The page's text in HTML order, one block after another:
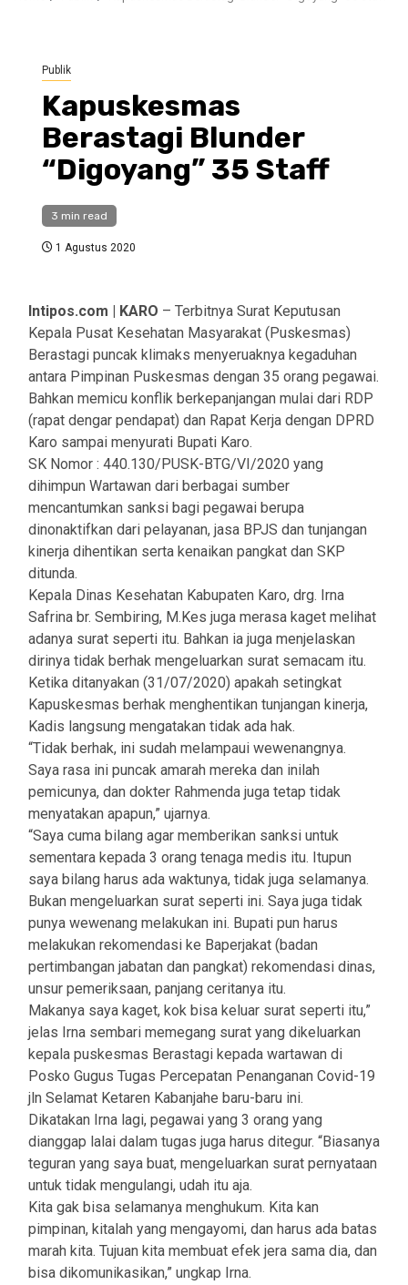
Publik
Kapuskesmas
Berastagi Blunder
“Digoyang” 35 Staff
3 min read
1 Agustus 2020
Intipos.com | KARO – Terbitnya Surat Keputusan
Kepala Pusat Kesehatan Masyarakat (Puskesmas)
Berastagi puncak klimaks menyeruaknya kegaduhan
antara Pimpinan Puskesmas dengan 35 orang pegawai.
Bahkan memicu konflik berkepanjangan mulai dari RDP
(rapat dengar pendapat) dan Rapat Kerja dengan DPRD
Karo sampai menyurati Bupati Karo.
SK Nomor : 440.130/PUSK-BTG/VI/2020 yang
dihimpun Wartawan dari berbagai sumber
mencantumkan sanksi bagi pegawai berupa
dinonaktifkan dari pelayanan, jasa BPJS dan tunjangan
kinerja dihentikan serta kenaikan pangkat dan SKP
ditunda.
Kepala Dinas Kesehatan Kabupaten Karo, drg. Irna
Safrina br. Sembiring, M.Kes juga merasa kaget melihat
adanya surat seperti itu. Bahkan ia juga menjelaskan
dirinya tidak berhak mengeluarkan surat semacam itu.
Ketika ditanyakan (31/07/2020) apakah setingkat
Kapuskesmas berhak menghentikan tunjangan kinerja,
Kadis langsung mengatakan tidak ada hak.
“Tidak berhak, ini sudah melampaui wewenangnya.
Saya rasa ini puncak amarah mereka dan inilah
pemicunya, dan dokter Rahmenda juga tetap tidak
menyatakan apapun,” ujarnya.
“Saya cuma bilang agar memberikan sanksi untuk
sementara kepada 3 orang tenaga medis itu. Itupun
saya bilang harus ada waktunya, tidak juga selamanya.
Bukan mengeluarkan surat seperti ini. Saya juga tidak
punya wewenang melakukan ini. Bupati pun harus
melakukan rekomendasi ke Baperjakat (badan
pertimbangan jabatan dan pangkat) rekomendasi dinas,
unsur pemeriksaan, panjang ceritanya itu.
Makanya saya kaget, kok bisa keluar surat seperti itu,”
jelas Irna sembari memegang surat yang dikeluarkan
kepala puskesmas Berastagi kepada wartawan di
Posko Gugus Tugas Percepatan Penanganan Covid-19
jln Selamat Ketaren Kabanjahe baru-baru ini.
Dikatakan Irna lagi, pegawai yang 3 orang yang
dianggap lalai dalam tugas juga harus ditegur. “Biasanya
teguran yang saya buat, mengeluarkan surat pernyataan
untuk tidak mengulangi, udah itu aja.
Kita gak bisa selamanya menghukum. Kita kan
pimpinan, kitalah yang mengayomi, dan harus ada batas
marah kita. Tujuan kita membuat efek jera sama dia, dan
bisa dikomunikasikan,” ungkap Irna.